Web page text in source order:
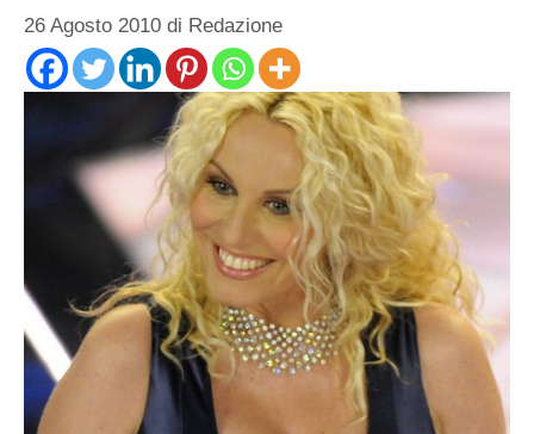
26 Agosto 2010 di Redazione